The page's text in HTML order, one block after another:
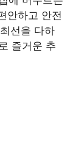
안하고 안전
선을 다하
즐거운 추